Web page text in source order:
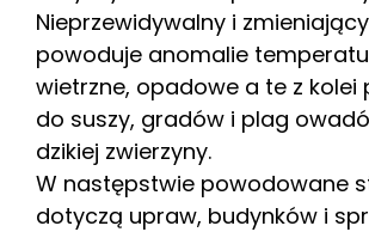
Nieprzewidywalny i
powoduje anomalie
wietrzne, opadowe a te z kolei
do suszy, gradów i plag
dzikiej zwierzyny.
W następstwie powodowane
dotyczą upraw, budynków i